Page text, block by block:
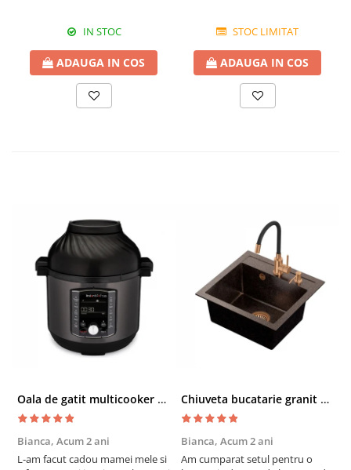
IN STOC
ADAUGA IN COS
STOC LIMITAT
ADAUGA IN COS
Oala de gatit multicooker 11 functii Instant Pot Pro Crisp 8 + Air Fryer 7.6 lt
Bianca, Acum 2 ani
L-am facut cadou mamei mele si
Chiuveta bucatarie granit cu finisaj negru perlat/cupru Steingran Art Copper cu dozator si baterie Quadron
Bianca, Acum 2 ani
Am cumparat setul pentru o